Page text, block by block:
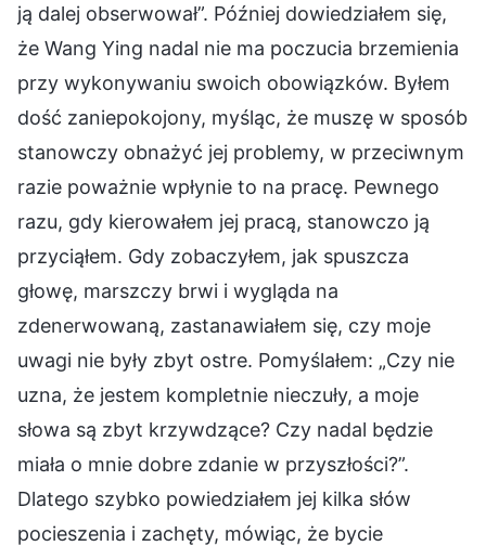
ją dalej obserwował”. Później dowiedziałem się,
że Wang Ying nadal nie ma poczucia brzemienia
przy wykonywaniu swoich obowiązków. Byłem
dość zaniepokojony, myśląc, że muszę w sposób
stanowczy obnażyć jej problemy, w przeciwnym
razie poważnie wpłynie to na pracę. Pewnego
razu, gdy kierowałem jej pracą, stanowczo ją
przyciąłem. Gdy zobaczyłem, jak spuszcza
głowę, marszczy brwi i wygląda na
zdenerwowaną, zastanawiałem się, czy moje
uwagi nie były zbyt ostre. Pomyślałem: „Czy nie
uzna, że jestem kompletnie nieczuły, a moje
słowa są zbyt krzywdzące? Czy nadal będzie
miała o mnie dobre zdanie w przyszłości?”.
Dlatego szybko powiedziałem jej kilka słów
pocieszenia i zachęty, mówiąc, że bycie